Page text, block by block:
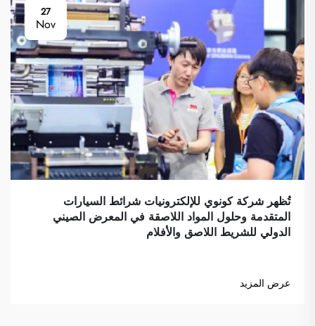
27
Nov
تُظهر شركة كونوي للإلكترونيات شرائط السيارات
المتقدمة وحلول المواد اللاصقة في المعرض الصيني
الدولي للشريط اللاصق والأفلام
عرض المزيد